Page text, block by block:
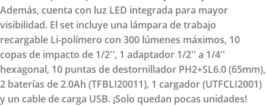
Además, cuenta con luz LED integrada para mayor
visibilidad. El set incluye una lámpara de trabajo
recargable Li-polímero con 300 lúmenes máximos, 10
copas de impacto de 1/2'', 1 adaptador 1/2'' a 1/4''
hexagonal, 10 puntas de destornillador PH2+SL6.0 (65mm),
2 baterías de 2.0Ah (TFBLI20011), 1 cargador (UTFCLI2001)
y un cable de carga USB. ¡Solo quedan pocas unidades!